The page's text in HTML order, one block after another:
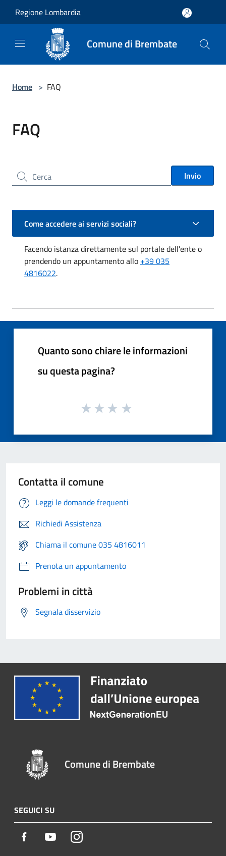
Regione Lombardia
Comune di Brembate
Home > FAQ
FAQ
Cerca nel sito Invio
Come accedere ai servizi sociali?
Facendo istanza direttamente sul portale dell'ente o
prendendo un appuntamento allo +39 035
4816022.
Quanto sono chiare le informazioni
su questa pagina?
Contatta il comune
Leggi le domande frequenti
Richiedi Assistenza
Chiama il comune 035 4816011
Prenota un appuntamento
Problemi in città
Segnala disservizio
Comune di Brembate
SEGUICI SU
Facebook YoutubeInstagram